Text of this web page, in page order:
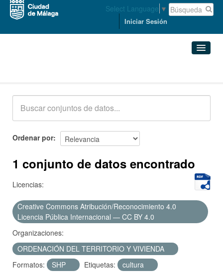
Select Language ▼
Iniciar Sesión
Acerca de
Ordenar por
1 conjunto de datos encontrado
Licencias:
Creative Commons Atribución/Reconocimiento 4.0
Licencia Pública Internacional — CC BY 4.0
Organizaciones:
ORDENACIÓN DEL TERRITORIO Y VIVIENDA
Formatos:
SHP Etiquetas:
cultura